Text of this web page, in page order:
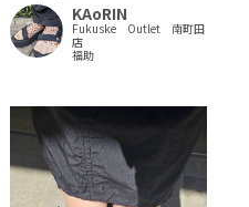
KAoRIN
Fukuske Outlet 南町田
店
福助